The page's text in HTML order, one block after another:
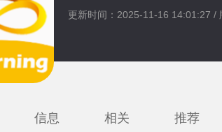
更新时间：2025-11-16 14:01:27 /
信息 相关 推荐